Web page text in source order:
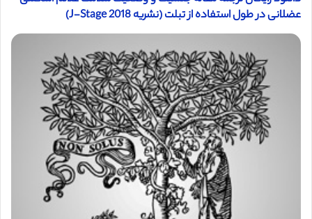
عضلانی در طول استفاده از تبلت (نشریه J-Stage 2018)